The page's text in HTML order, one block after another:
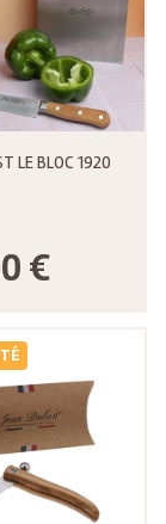
LE BLOC 1920
€